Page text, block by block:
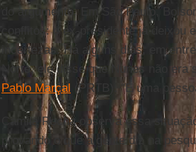
do argumento. Em São Paulo,
conflitos: o ex-presidente já deixou
incertezas. Há alguns dias, em
Norte, ele disse que Nunes não
Pablo Marçal (PRTB). "É uma
Camila Rocha observa essa
provando o que a gente diz na